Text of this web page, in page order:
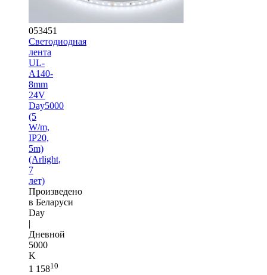
053451
Светодиодная
лента
UL-
A140-
8mm
24V
Day5000
(5
W/m,
IP20,
5m)
(Arlight,
7
лет)
Произведено
в Беларуси
Day
|
Дневной
5000
K
1 15810